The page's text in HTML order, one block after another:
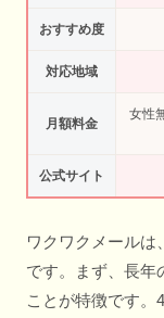
おすすめ度
対応地域
月額料金
女性
公式サイト
ワクワクメールは
です。まず、長年
ことが特徴です。